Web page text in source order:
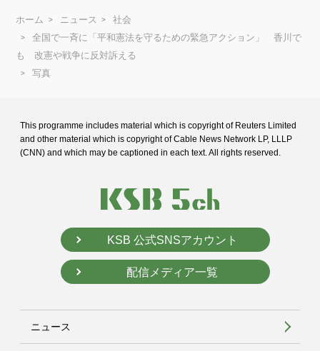
ホーム ニュース
社会
全国で一斉に「平和憲法を守るための緊急アクション」 香川で
も 改憲や戦争に反対訴える
写真
This programme includes material which is copyright of Reuters Limited
and other material which is copyright of Cable News Network LP, LLLP
(CNN) and which may be captioned in each text. All rights reserved.
KSB 公式SNSアカウント
配信メディア一覧
ニュース